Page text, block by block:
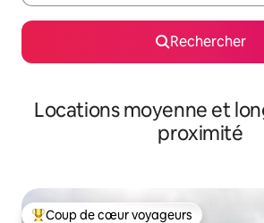
Rechercher
Locations moyenne et
proximité
Coup de cœur voyageurs